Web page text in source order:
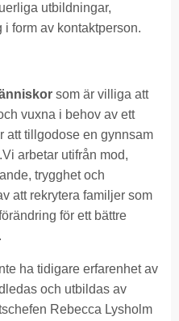
utbildningar,
form av kontaktperson.
som är villiga att
vuxna i behov av ett
att tillgodose en gynnsam
arbetar utifrån mod,
trygghet och
att rekrytera familjer som
för ett bättre
ha tidigare erfarenhet av
och utbildas av
Rebecca Lysholm